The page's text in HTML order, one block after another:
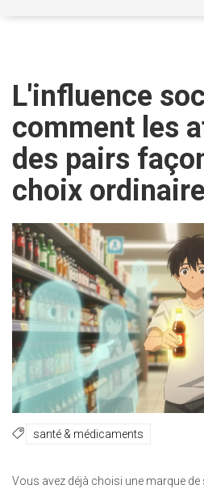
L'influence
comment les
des pairs
choix
santé & médicaments
Vous avez déjà choisi une marque